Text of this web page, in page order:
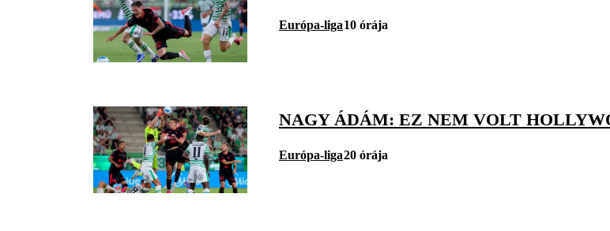
Európa-liga10 órája
NAGY ÁDÁM: EZ NEM VOLT
Európa-liga20 órája